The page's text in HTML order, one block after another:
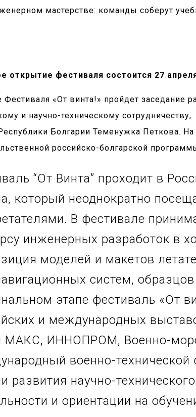
мастерстве: команды соберут
открытие фестиваля состоится 27
Фестиваля «От винта!» пройдет заседание
и научно-техническому
Болгарии Теменужка Петкова. На
российско-болгарской
“От Винта” проходит в
который неоднократно
В фестивале
инженерных разработок в
моделей и макетов
систем,
этапе фестиваль «От
и международных
МАКС, ИННОПРОМ, Военно-
военно-
развития научно-
и ориентации на